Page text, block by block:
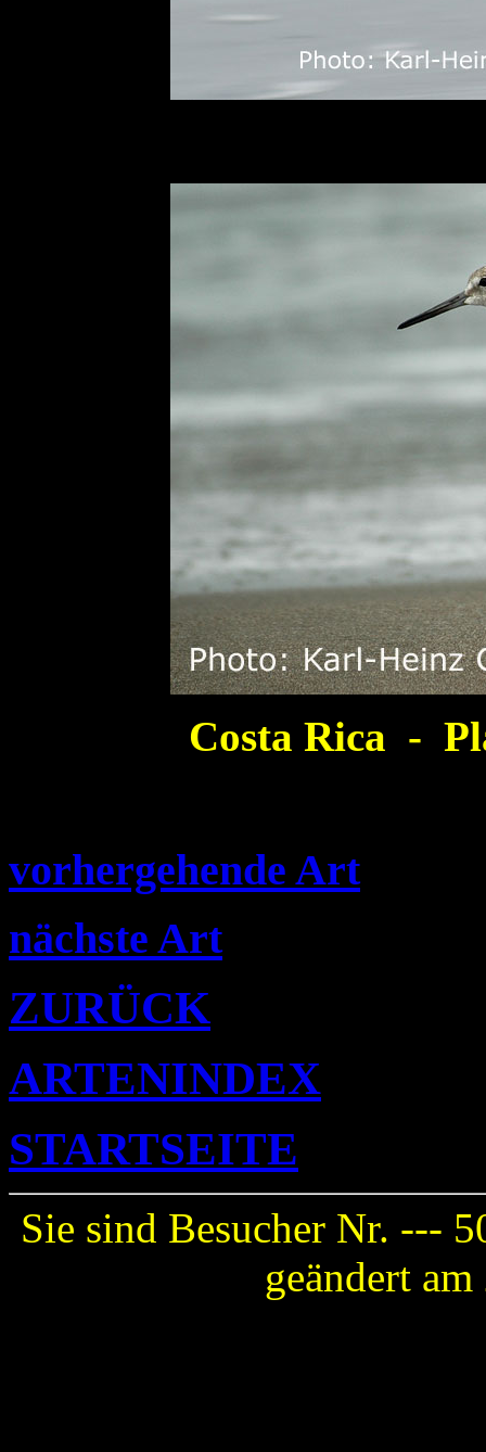
Costa Rica -
vorhergehende Art
nächste Art
ZURÜCK
ARTENINDEX
STARTSEITE
Sie sind Besucher Nr. ---
geändert